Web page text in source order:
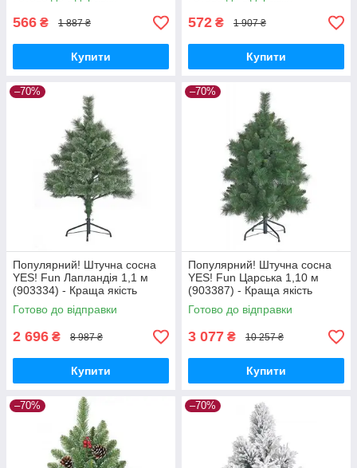
566 ₴ 1 887 ₴
Купити
572 ₴ 1 907 ₴
Купити
–70%
Популярний! Штучна сосна
YES! Fun Лапландія 1,1 м
(903334) - Краща якість
тільки на Nukleon.com.ua
Готово до відправки
2 696 ₴ 8 987 ₴
Купити
–70%
Популярний! Штучна сосна
YES! Fun Царська 1,10 м
(903387) - Краща якість
тільки на Nukleon.com.ua
Готово до відправки
3 077 ₴ 10 257 ₴
Купити
–70% –70%